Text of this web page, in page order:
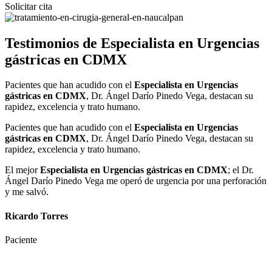
Solicitar cita
Testimonios de Especialista en Urgencias
gástricas en CDMX
Pacientes que han acudido con el Especialista en Urgencias
gástricas en CDMX, Dr. Ángel Darío Pinedo Vega, destacan su
rapidez, excelencia y trato humano.
Pacientes que han acudido con el Especialista en Urgencias
gástricas en CDMX, Dr. Ángel Darío Pinedo Vega, destacan su
rapidez, excelencia y trato humano.
El mejorEspecialista en Urgencias gástricas en CDMX; el Dr.
Ángel Darío Pinedo Vega me operó de urgencia por una perforación
y me salvó.
Ricardo Torres
Paciente